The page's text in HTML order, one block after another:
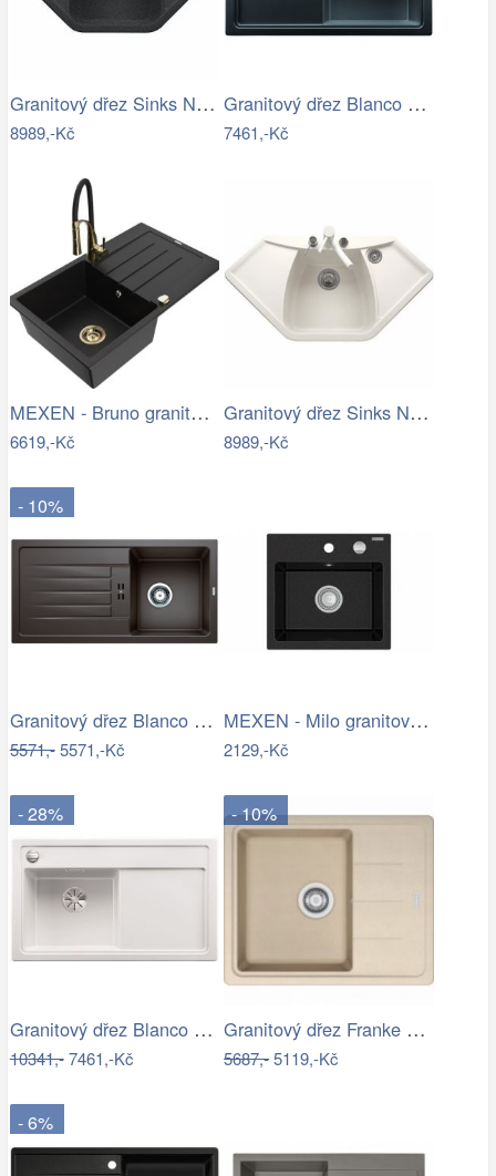
Granitový dřez Sinks NAIKY 980 Granblack
8989,-Kč
Granitový dřez Blanco ZENAR 45 S InFino…
7461,-Kč
MEXEN - Bruno granitový dřez s…
6619,-Kč
Granitový dřez Sinks NAIKY 980 Milk
8989,-Kč
- 10%
Granitový dřez Blanco FAVUM 45 S káva…
5571,-5571,-Kč
MEXEN - Milo granitový dřez 1-miska…
2129,-Kč
- 28%
Granitový dřez Blanco ZENAR 45 S InFino…
10341,-7461,-Kč
- 10%
Granitový dřez Franke BFG 611-62…
5687,-5119,-Kč
- 6%